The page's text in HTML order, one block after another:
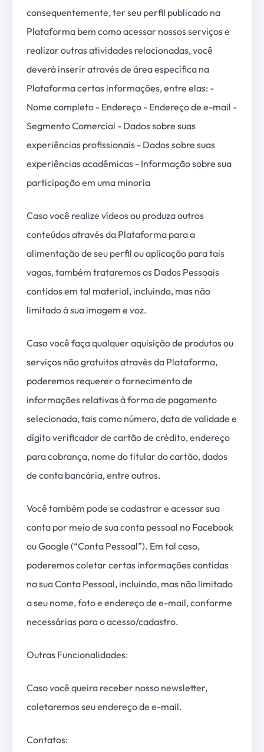
consequentemente, ter seu perfil publicado na
Plataforma bem como acessar nossos serviços e
realizar outras atividades relacionadas, você
deverá inserir através de área específica na
Plataforma certas informações, entre elas: -
Nome completo - Endereço - Endereço de e-mail -
Segmento Comercial - Dados sobre suas
experiências profissionais - Dados sobre suas
experiências acadêmicas - Informação sobre sua
participação em uma minoria
Caso você realize vídeos ou produza outros
conteúdos através da Plataforma para a
alimentação de seu perfil ou aplicação para tais
vagas, também trataremos os Dados Pessoais
contidos em tal material, incluindo, mas não
limitado à sua imagem e voz.
Caso você faça qualquer aquisição de produtos ou
serviços não gratuitos através da Plataforma,
poderemos requerer o fornecimento de
informações relativas à forma de pagamento
selecionada, tais como número, data de validade e
dígito verificador de cartão de crédito, endereço
para cobrança, nome do titular do cartão, dados
de conta bancária, entre outros.
Você também pode se cadastrar e acessar sua
conta por meio de sua conta pessoal no Facebook
ou Google (“Conta Pessoal”). Em tal caso,
poderemos coletar certas informações contidas
na sua Conta Pessoal, incluindo, mas não limitado
a seu nome, foto e endereço de e-mail, conforme
necessárias para o acesso/cadastro.
Outras Funcionalidades:
Caso você queira receber nosso newsletter,
coletaremos seu endereço de e-mail.
Contatos: